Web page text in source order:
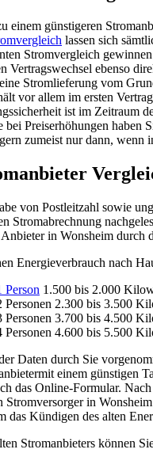
einem günstigeren
lassen sich
Stromvergleich
Vertragswechsel ebenso
Stromlieferung vom
vor allem im ersten
ist im Zeitraum
bei Preiserhöhungen haben
zumeist nur dann,
von Postleitzahl sowie
Stromabrechnung
in Wonsheim durch
Energieverbrauch nach
Person 1.500 bis 2.000
Personen 2.300 bis 3.500
Personen 3.700 bis 4.500
Personen 4.600 bis 5.500
Daten durch Sie
einem günstigen
das Online-Formular.
Stromversorger in
das Kündigen des alten
Stromanbieters können